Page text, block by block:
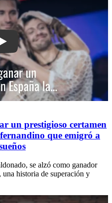
Play: De bailar en la calle a ganar un
un prestigioso certamen
que emigró a
se alzó como ganador
historia de superación y